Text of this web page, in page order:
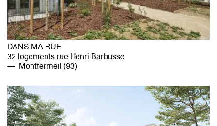
DANS MA RUE
32 logements rue Henri Barbusse
Montfermeil (93)